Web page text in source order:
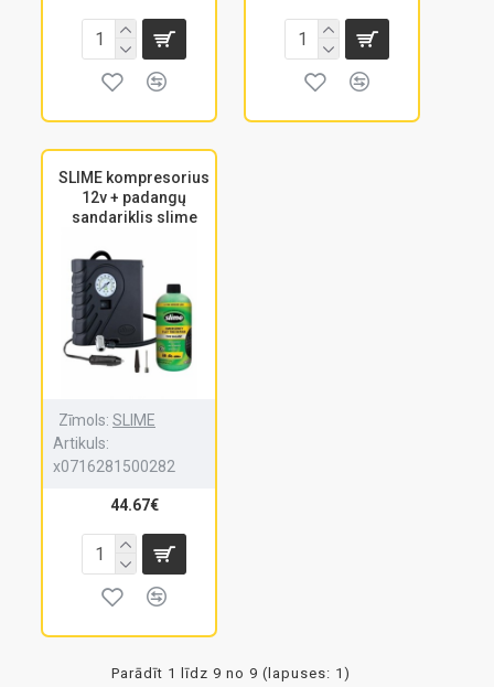
SLIME kompresorius
12v + padangų
sandariklis slime
Zīmols: SLIME
Artikuls:
x0716281500282
44.67€
Parādīt 1 līdz 9 no 9 (lapuses: 1)